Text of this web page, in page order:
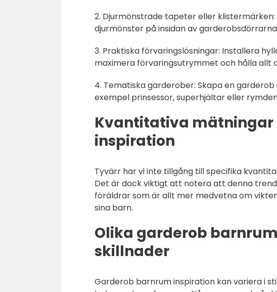
2. Djurmönstrade tapeter eller
djurmönster på insidan av
3. Praktiska förvaringslösningar: Installera
maximera förvaringsutrymmet och hålla allt
4. Tematiska garderober: Skapa en
exempel prinsessor, superhjältar eller
Kvantitativa
inspiration
Tyvärr har vi inte tillgång till specifika
Det är dock viktigt att notera att denna
föräldrar som är allt mer medvetna om
sina barn.
Olika garderob
skillnader
Garderob barnrum inspiration kan variera i